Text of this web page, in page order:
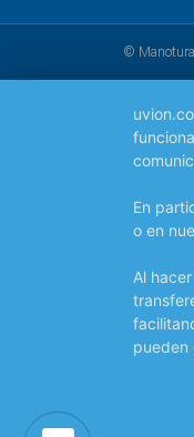
©
En
o en
Al
pueden